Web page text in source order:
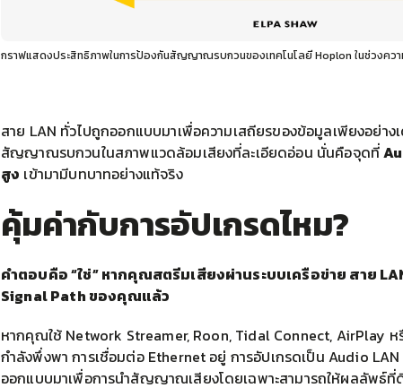
กราฟแสดงประสิทธิภาพในการป้องกันสัญญาณรบกวนของเทคโนโลยี Hoplon ในช่วงคว
สาย LAN ทั่วไปถูกออกแบบมาเพื่อความเสถียรของข้อมูลเพียงอย่าง
สัญญาณรบกวนในสภาพแวดล้อมเสียงที่ละเอียดอ่อน นั่นคือจุดที่
สูง เข้ามามีบทบาทอย่างแท้จริง
คุ้มค่ากับการอัปเกรดไหม?
คำตอบคือ “ใช่” หากคุณสตรีมเสียงผ่านระบบเครือข่าย สาย
Signal Path ของคุณแล้ว
หากคุณใช้ Network Streamer, Roon, Tidal Connect, AirPlay
กำลังพึ่งพา การเชื่อมต่อ Ethernet อยู่ การอัปเกรดเป็น Audio
ออกแบบมาเพื่อการนำสัญญาณเสียงโดยเฉพาะสามารถให้ผลลัพธ์ที่